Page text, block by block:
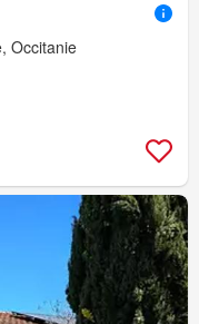
Occitanie